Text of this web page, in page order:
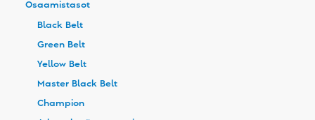
Osaamistasot
Black Belt
Green Belt
Yellow Belt
Master Black Belt
Champion